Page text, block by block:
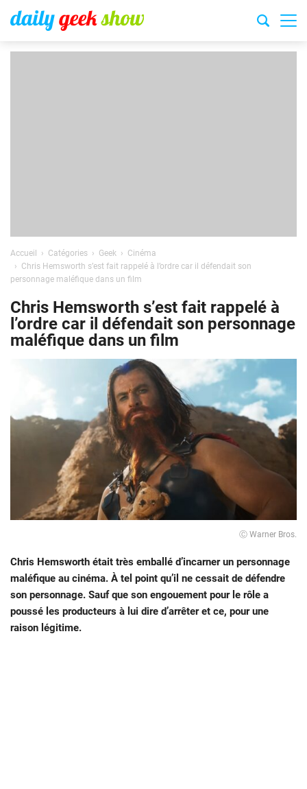
Accueil Catégories Geek
Cinéma
Chris Hemsworth s’est fait rappelé à l’ordre car il défendait son
personnage maléfique dans un film
Chris Hemsworth s’est fait rappelé à
l’ordre car il défendait son personnage
maléfique dans un film
Ⓒ Warner Bros.
Chris Hemsworth était très emballé d’incarner un personnage
maléfique au cinéma. À tel point qu’il ne cessait de défendre
son personnage. Sauf que son engouement pour le rôle a
poussé les producteurs à lui dire d’arrêter et ce, pour une
raison légitime.